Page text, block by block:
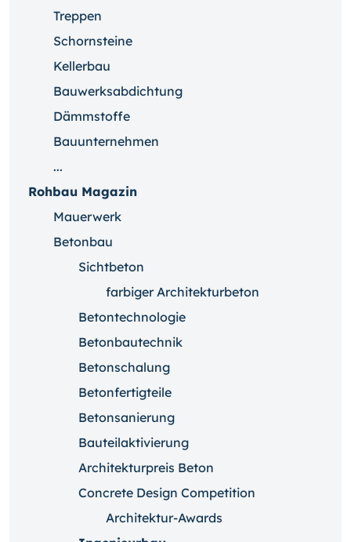
Treppen
Schornsteine
Kellerbau
Bauwerksabdichtung
Dämmstoffe
Bauunternehmen
...
Rohbau Magazin
Mauerwerk
Betonbau
Sichtbeton
farbiger Architekturbeton
Betontechnologie
Betonbautechnik
Betonschalung
Betonfertigteile
Betonsanierung
Bauteilaktivierung
Architekturpreis Beton
Concrete Design Competition
Architektur-Awards